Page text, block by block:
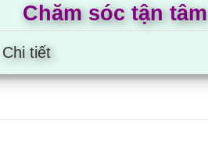
Chăm sóc tận tâm
Chi tiết